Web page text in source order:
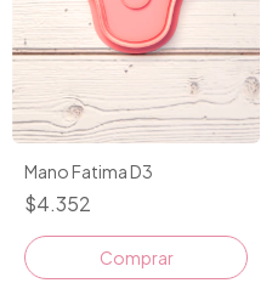
Mano Fatima D3
$4.352
Comprar